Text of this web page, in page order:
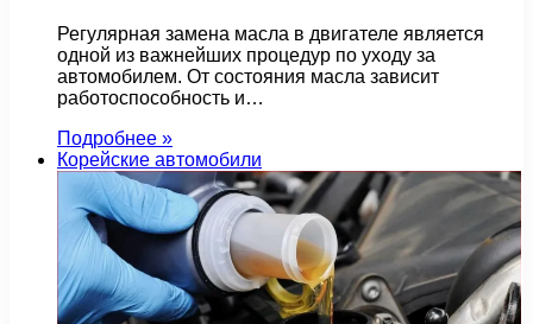
Регулярная замена масла в двигателе является
одной из важнейших процедур по уходу за
автомобилем. От состояния масла зависит
работоспособность и…
Подробнее »
Корейские автомобили